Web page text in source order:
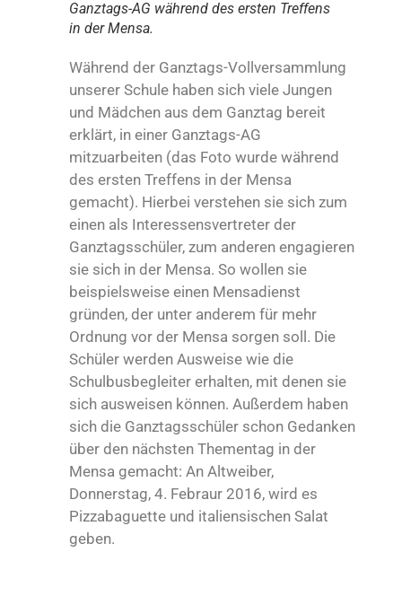
Ganztags-AG während des ersten Treffens
in der Mensa.
Während der Ganztags-Vollversammlung
unserer Schule haben sich viele Jungen
und Mädchen aus dem Ganztag bereit
erklärt, in einer Ganztags-AG
mitzuarbeiten (das Foto wurde während
des ersten Treffens in der Mensa
gemacht). Hierbei verstehen sie sich zum
einen als Interessensvertreter der
Ganztagsschüler, zum anderen engagieren
sie sich in der Mensa. So wollen sie
beispielsweise einen Mensadienst
gründen, der unter anderem für mehr
Ordnung vor der Mensa sorgen soll. Die
Schüler werden Ausweise wie die
Schulbusbegleiter erhalten, mit denen sie
sich ausweisen können. Außerdem haben
sich die Ganztagsschüler schon Gedanken
über den nächsten Thementag in der
Mensa gemacht: An Altweiber,
Donnerstag, 4. Febraur 2016, wird es
Pizzabaguette und italiensischen Salat
geben.